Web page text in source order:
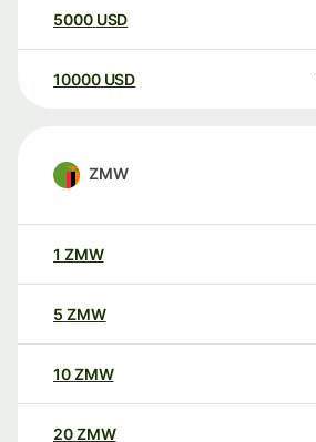
5000 USD
10000 USD
ZMW
1 ZMW
5 ZMW
10ZMW
20ZMW